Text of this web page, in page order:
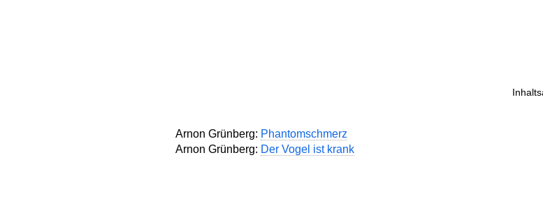
Arnon Grünberg: Phantomschmerz
Arnon Grünberg: Der Vogel ist krank